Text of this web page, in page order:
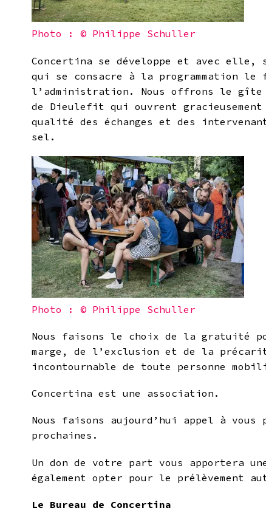
Photo : © Philippe Schuller
Concertina se développe et avec elle,
qui se consacre à la programmation le
l’administration. Nous offrons le gîte
de Dieulefit qui ouvrent
qualité des échanges et des
sel.
Photo : © Philippe Schuller
Nous faisons le choix de la gratuité
marge, de l ’ exclusion et de la
incontournable de toute personne
Concertina est une association.
Nous faisons
aujourd’hui appel à
prochaines.
Un don de votre part vous apportera
également opter pour le prélèvement
Le Bureau de Concertina